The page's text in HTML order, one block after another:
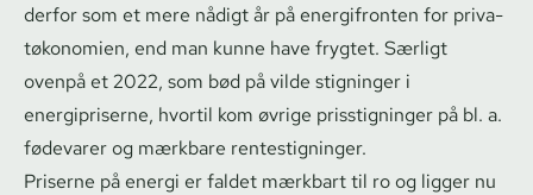
derfor som et mere nådigt år på energifronten for pri­va­
tø­ko­no­mi­en, end man kunne have frygtet. Særligt
ovenpå et 2022, som bød på vilde stigninger i
energipriserne, hvortil kom øvrige prisstigninger på bl. a.
fødevarer og mærkbare ren­testig­nin­ger.
Priserne på energi er faldet mærkbart til ro og ligger nu